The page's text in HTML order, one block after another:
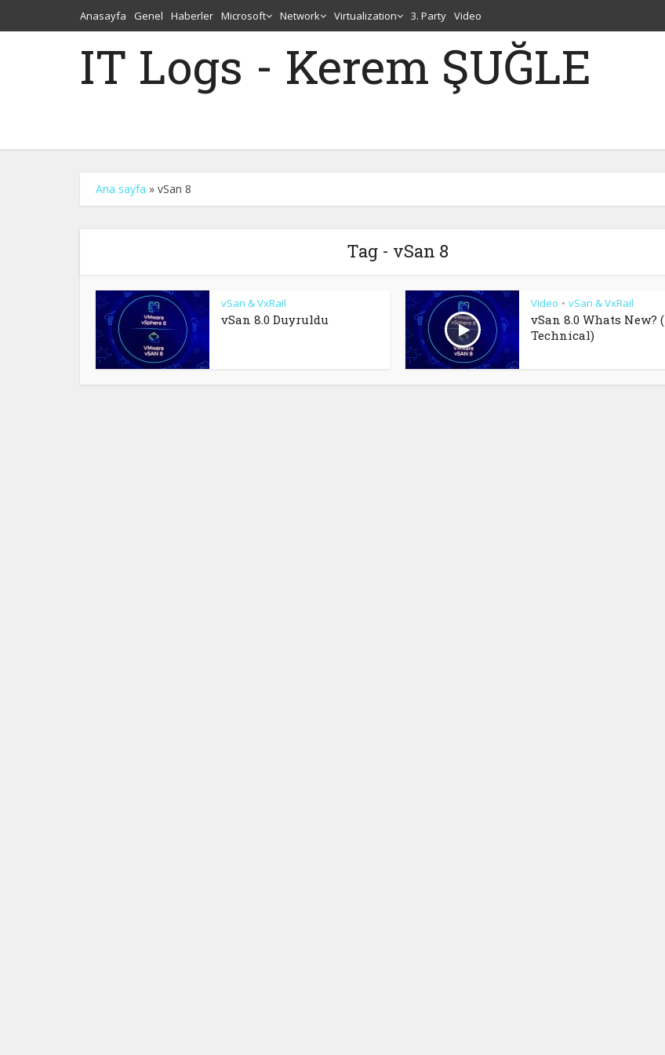
Anasayfa Genel Haberler Microsoft Network Virtualization 3. Party Video
IT Logs - Kerem ŞUĞLE
Ana sayfa » vSan 8
Tag - vSan 8
vSan & VxRail
vSan 8.0 Duyruldu
Video • vSan & VxRail
vSan 8.0 Whats New? (
Technical)